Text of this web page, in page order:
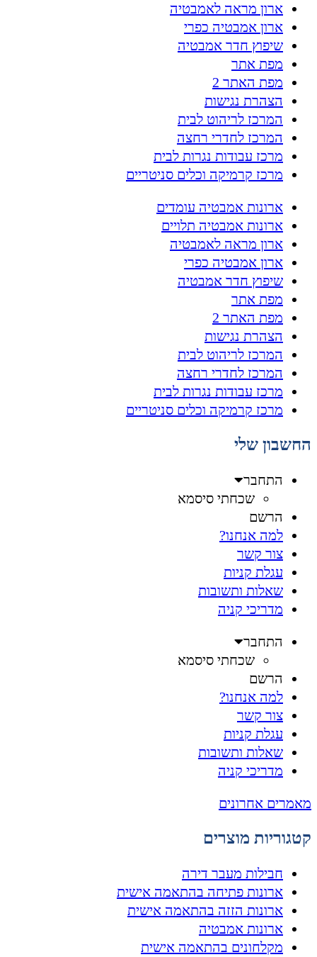
ארון מראה לאמבטיה
ארון אמבטיה כפרי
שיפוץ חדר אמבטיה
מפת אתר
מפת האתר 2
הצהרת נגישות
המרכז לריהוט לבית
המרכז לחדרי רחצה
מרכז עבודות נגרות לבית
מרכז קרמיקה וכלים סניטריים
ארונות אמבטיה עומדים
ארונות אמבטיה תלויים
ארון מראה לאמבטיה
ארון אמבטיה כפרי
שיפוץ חדר אמבטיה
מפת אתר
מפת האתר 2
הצהרת נגישות
המרכז לריהוט לבית
המרכז לחדרי רחצה
מרכז עבודות נגרות לבית
מרכז קרמיקה וכלים סניטריים
החשבון שלי
התחבר
שכחתי סיסמא
הרשם
למה אנחנו?
צור קשר
עגלת קניות
שאלות ותשובות
מדריכי קניה
התחבר
שכחתי סיסמא
הרשם
למה אנחנו?
צור קשר
עגלת קניות
שאלות ותשובות
מדריכי קניה
מאמרים אחרונים
קטגוריות מוצרים
חבילות מעבר דירה
ארונות פתיחה בהתאמה אישית
ארונות הזזה בהתאמה אישית
ארונות אמבטיה
מקלחונים בהתאמה אישית